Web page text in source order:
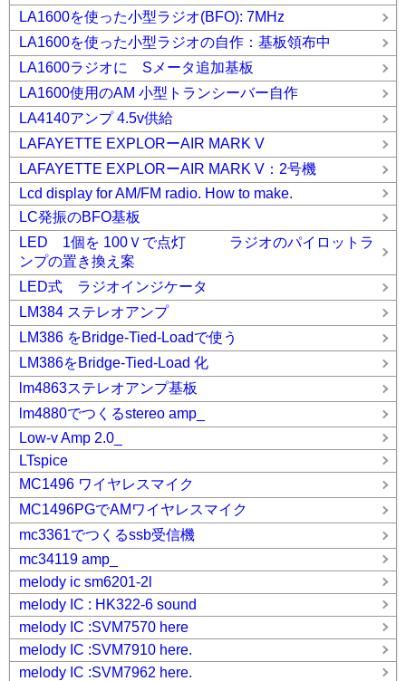
LA1600を使った小型ラジオ(BFO): 7MHz
LA1600を使った小型ラジオの自作：基板領布中
LA1600ラジオに Sメータ追加基板
LA1600使用のAM 小型トランシーバー自作
LA4140アンプ 4.5v供給
LAFAYETTE EXPLORーAIR MARK V
LAFAYETTE EXPLORーAIR MARK V：2号機
Lcd display for AM/FM radio. How to make.
LC発振のBFO基板
LED 1個を 100Ｖで点灯 ラジオのパイロットラ
ンプの置き換え案
LED式 ラジオインジケータ
LM384 ステレオアンプ
LM386 をBridge-Tied-Loadで使う
LM386をBridge-Tied-Load 化
lm4863ステレオアンプ基板
lm4880でつくるstereo amp_
Low-v Amp 2.0_
LTspice
MC1496 ワイヤレスマイク
MC1496PGでAMワイヤレスマイク
mc3361でつくるssb受信機
mc34119 amp_
melody ic sm6201-2l
melody IC : HK322-6 sound
melody IC :SVM7570 here
melody IC :SVM7910 here.
melody IC :SVM7962 here.